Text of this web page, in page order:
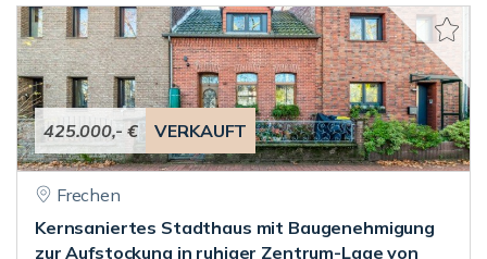
425.000,- € VERKAUFT
Frechen
Kernsaniertes Stadthaus mit Baugenehmigung
zur Aufstockung in ruhiger Zentrum-Lage von